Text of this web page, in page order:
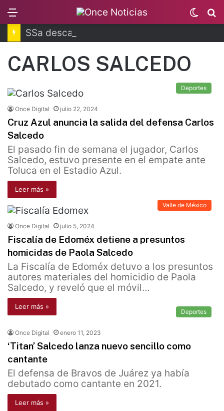
Switch
skin
CARLOS SALCEDO
Deportes
Once Digital julio 22, 2024
Cruz Azul anuncia la salida del defensa Carlos
Salcedo
El pasado fin de semana el jugador, Carlos
Salcedo, estuvo presente en el empate ante
Toluca en el Estadio Azul.
Leer más »
Valle de México
Once Digital julio 5, 2024
Fiscalía de Edoméx detiene a presuntos
homicidas de Paola Salcedo
La Fiscalía de Edoméx detuvo a los presuntos
autores materiales del homicidio de Paola
Salcedo, y reveló que el móvil…
Leer más »
Deportes
Once Digital enero 11, 2023
‘Titan’ Salcedo lanza nuevo sencillo como
cantante
El defensa de Bravos de Juárez ya había
debutado como cantante en 2021.
Leer más »